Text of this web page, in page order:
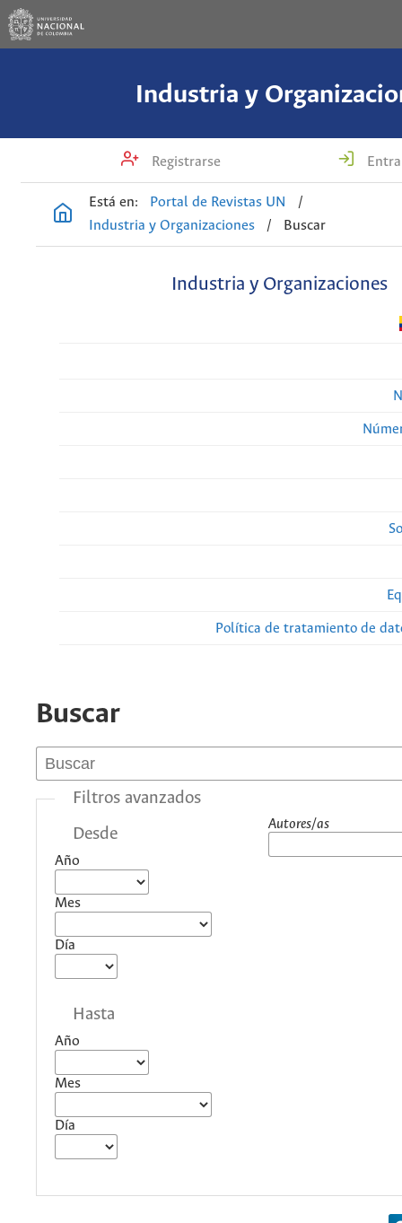
Industria y
Registrarse
Está en: Portal de Revistas UN
/
Industria y Organizaciones
/ Buscar
Industria y Organizaciones
Política de tratamiento de
Buscar
Filtros avanzados
Desde
Año
Mes
Día
Hasta
Año
Mes
Día
Autores/as